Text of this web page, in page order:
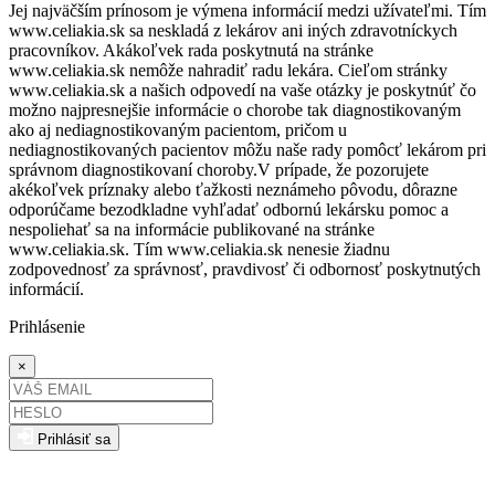
Jej najväčším prínosom je výmena informácií medzi užívateľmi. Tím
www.celiakia.sk sa neskladá z lekárov ani iných zdravotníckych
pracovníkov. Akákoľvek rada poskytnutá na stránke
www.celiakia.sk nemôže nahradiť radu lekára. Cieľom stránky
www.celiakia.sk a našich odpovedí na vaše otázky je poskytnúť čo
možno najpresnejšie informácie o chorobe tak diagnostikovaným
ako aj nediagnostikovaným pacientom, pričom u
nediagnostikovaných pacientov môžu naše rady pomôcť lekárom pri
správnom diagnostikovaní choroby.V prípade, že pozorujete
akékoľvek príznaky alebo ťažkosti neznámeho pôvodu, dôrazne
odporúčame bezodkladne vyhľadať odbornú lekársku pomoc a
nespoliehať sa na informácie publikované na stránke
www.celiakia.sk. Tím www.celiakia.sk nenesie žiadnu
zodpovednosť za správnosť, pravdivosť či odbornosť poskytnutých
informácií.
Prihlásenie
×
Prihlásiť sa